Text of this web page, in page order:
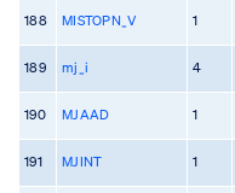
188 MISTOPN_V 1
189 mj_i 4
190 MJAAD 1
191 MJINT 1